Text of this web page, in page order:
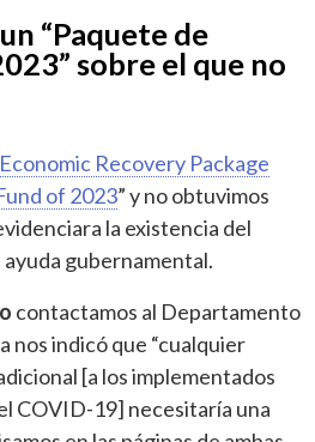
“Paquete de
sobre el que no
Economic Recovery Package
of 2023” y no obtuvimos
la existencia del
gubernamental.
contactamos al Departamento
nos indicó que “cualquier
[a los implementados
COVID-19] necesitaría una